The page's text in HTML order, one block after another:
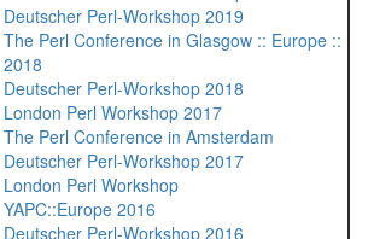
Deutscher Perl-Workshop 2019
The Perl Conference in Glasgow :: Europe ::
2018
Deutscher Perl-Workshop 2018
London Perl Workshop 2017
The Perl Conference in Amsterdam
Deutscher Perl-Workshop 2017
London Perl Workshop
YAPC::Europe 2016
Deutscher Perl-Workshop 2016